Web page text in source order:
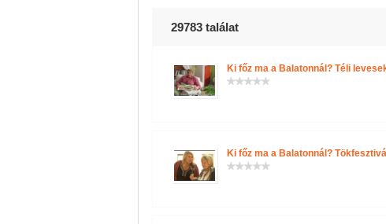
29783 találat
Ki főz ma a Balatonnál? Téli
Ki főz ma a Balatonnál?